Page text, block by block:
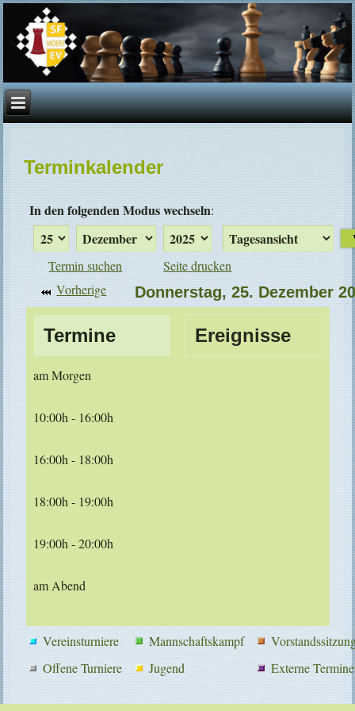
Terminkalender
In den folgenden Modus wechseln:
Termin suchen
Seite drucken
Vorherige
Donnerstag, 25. Dezember
Termine
am Morgen
10:00h - 16:00h
16:00h - 18:00h
18:00h - 19:00h
19:00h - 20:00h
am Abend
Ereignisse
Vereinsturniere Mannschaftskampf
Offene Turniere
Jugend Externe Termine